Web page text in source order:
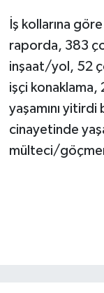
İş kollarına göre
raporda, 383
inşaat/yol, 52
işçi konaklama,
yaşamını
cinayetinde
mülteci/